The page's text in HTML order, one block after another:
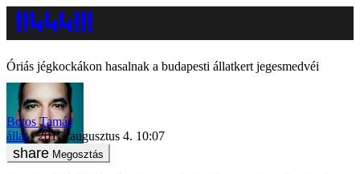
Óriás jégkockákon hasalnak a budapesti állatkert jegesmedvéi
Botos Tamás
állat
2017. augusztus 4. 10:07
Megosztás